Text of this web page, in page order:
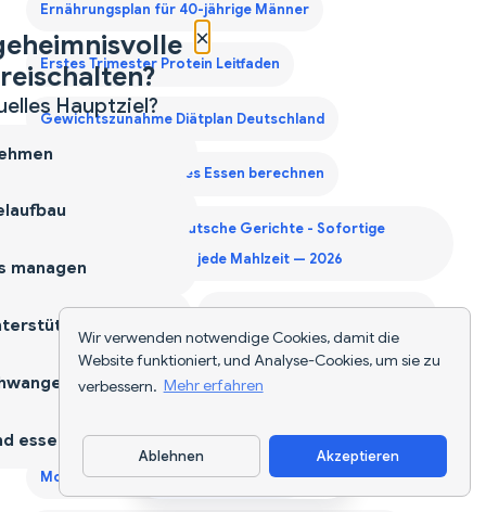
Wir verwenden notwendige Cookies, damit die
Website funktioniert, und Analyse-Cookies, um sie zu
verbessern. Mehr erfahren
Ablehnen Akzeptieren
Ernährungsplan für 40-jährige Männer
Erstes Trimester Protein Leitfaden
Gewichtszunahme Diätplan Deutschland
Kalorien für deutsches Essen berechnen
Kalorienzähler für deutsche Gerichte - Sofortige
Nährwertangaben für jede Mahlzeit — 2026
Kalorienzähler-App Keto-Einkaufsliste Generator
KI-Lebensmittel-Tracker Deutschland
Monatliche Einkaufsliste Generator
App herunterladen
×
Hauptziel?
managen
essen